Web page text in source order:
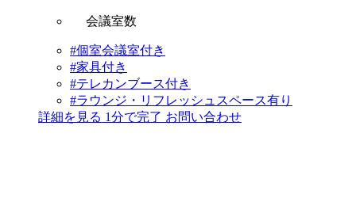
会議室数
#個室会議室付き
#家具付き
#テレカンブース付き
#ラウンジ・リフレッシュスペース有り
詳細を見る 1分で完了 お問い合わせ